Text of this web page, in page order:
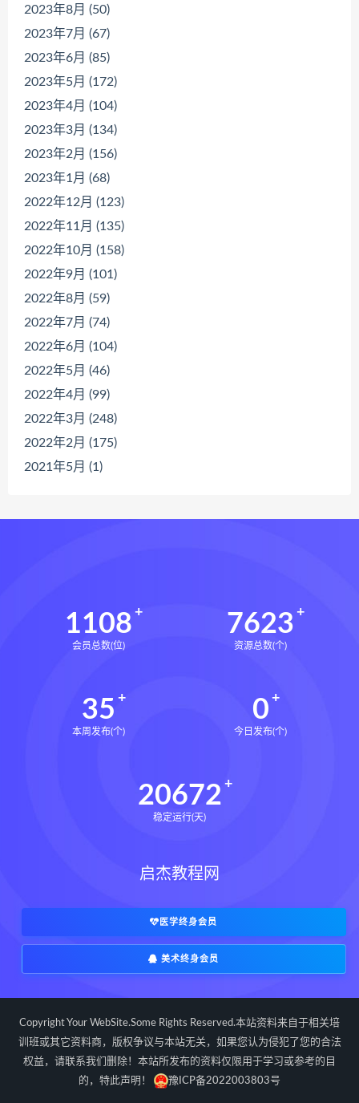
2023年8月 (50)
2023年7月 (67)
2023年6月 (85)
2023年5月 (172)
2023年4月 (104)
2023年3月 (134)
2023年2月 (156)
2023年1月 (68)
2022年12月 (123)
2022年11月 (135)
2022年10月 (158)
2022年9月 (101)
2022年8月 (59)
2022年7月 (74)
2022年6月 (104)
2022年5月 (46)
2022年4月 (99)
2022年3月 (248)
2022年2月 (175)
2021年5月 (1)
1108
会员总数(位)
7623
资源总数(个)
35
本周发布(个)
0
今日发布(个)
20672
稳定运行(天)
启杰教程网
医学终身会员
美术终身会员
Copyright Your WebSite.Some Rights Reserved.本站资料来自于相关培
训班或其它资料商，版权争议与本站无关，如果您认为侵犯了您的合法
权益，请联系我们删除！本站所发布的资料仅限用于学习或参考的目
的，特此声明！
豫ICP备2022003803号